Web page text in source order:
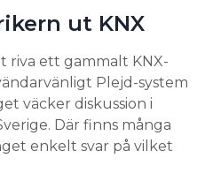
ut KNX
riva ett gammalt KNX-
Plejd-system
väcker diskussion i
Där finns många
enkelt svar på vilket